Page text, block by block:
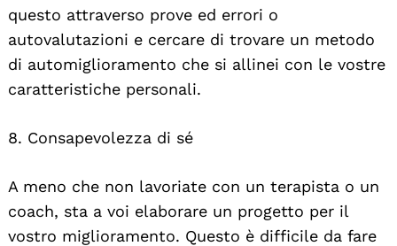
questo attraverso prove ed errori o
autovalutazioni e cercare di trovare un metodo
di automiglioramento che si allinei con le vostre
caratteristiche personali.
8. Consapevolezza di sé
A meno che non lavoriate con un terapista o un
coach, sta a voi elaborare un progetto per il
vostro miglioramento. Questo è difficile da fare